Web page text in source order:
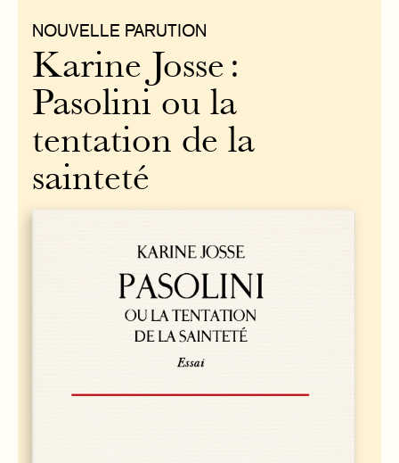
NOUVELLE PARUTION
Karine Josse :
Pasolini ou la
tentation de la
sainteté